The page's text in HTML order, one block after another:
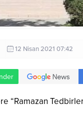
12 Nisan 2021 07:42
“Ramazan